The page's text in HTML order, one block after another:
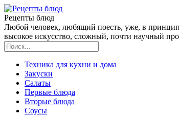
Рецепты блюд
Любой человек, любящий поесть, уже, в
высокое искусство, сложный, почти научный
Техника для кухни и дома
Закуски
Салаты
Первые блюда
Вторые блюда
Соусы